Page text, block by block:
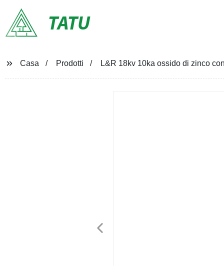
TATU
Casa Prodotti L&R 18kv 10ka ossido di zinco